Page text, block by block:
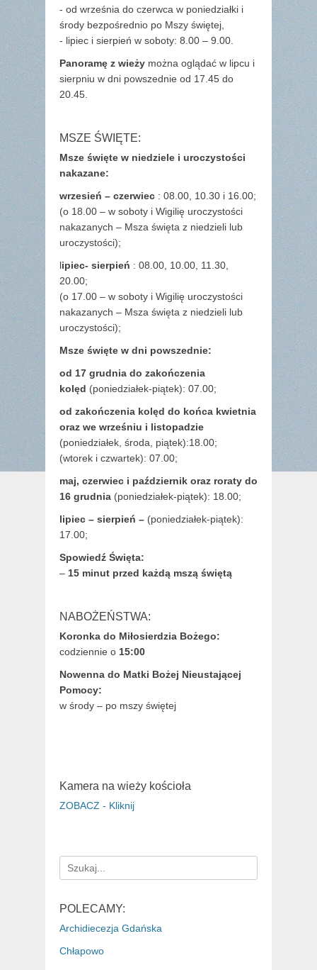
- od września do czerwca w poniedziałki i
środy bezpośrednio po Mszy świętej,
- lipiec i sierpień w soboty: 8.00 – 9.00.
Panoramę z wieży można oglądać w lipcu i
sierpniu w dni powszednie od 17.45 do
20.45.
MSZE ŚWIĘTE:
Msze święte w niedziele i uroczystości
nakazane:
wrzesień – czerwiec : 08.00, 10.30 i 16.00;
(o 18.00 – w soboty i Wigilię uroczystości
nakazanych – Msza święta z niedzieli lub
uroczystości);
lipiec- sierpień : 08.00, 10.00, 11.30,
20.00;
(o 17.00 – w soboty i Wigilię uroczystości
nakazanych – Msza święta z niedzieli lub
uroczystości);
Msze święte w dni powszednie:
od 17 grudnia do zakończenia
kolęd (poniedziałek-piątek): 07.00;
od zakończenia kolęd do końca kwietnia
oraz we wrześniu i listopadzie
(poniedziałek, środa, piątek):18.00;
(wtorek i czwartek): 07.00;
maj, czerwiec i październik oraz roraty do
16 grudnia (poniedziałek-piątek): 18.00;
lipiec – sierpień – (poniedziałek-piątek):
17.00;
Spowiedź Święta:
– 15 minut przed każdą mszą świętą
NABOŻEŃSTWA:
Koronka do Miłosierdzia Bożego:
codziennie o 15:00
Nowenna do Matki Bożej Nieustającej
Pomocy:
w środy – po mszy świętej
Kamera na wieży kościoła
ZOBACZ - Kliknij
Search
for:
POLECAMY:
Archidiecezja Gdańska
Chłapowo